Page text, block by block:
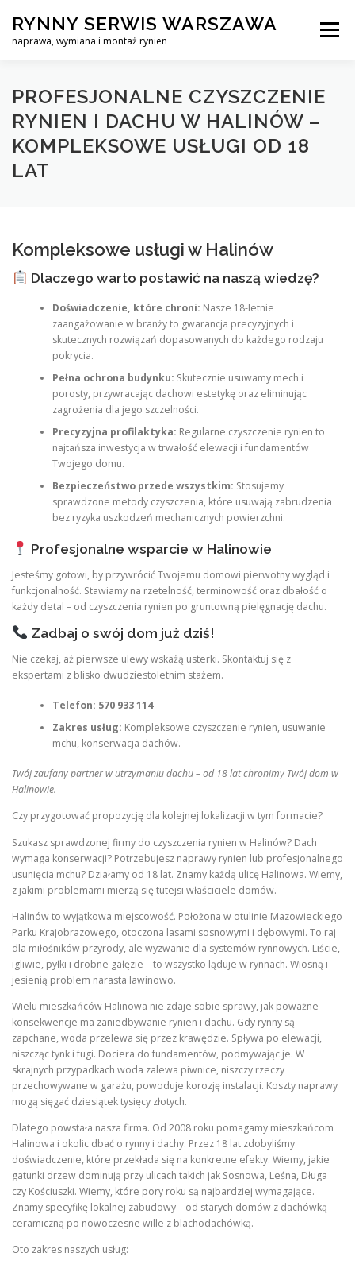
content
RYNNY SERWIS WARSZAWA
naprawa, wymiana i montaż rynien
Menu
CZYSZCZENIE PROFESJONALNA NAPRAWA, WYMIANA I
CENNIK SERWIS RYNNY WARSZAWA KONTAKT
PROFESJONALNE CZYSZCZENIE
RYNIEN I DACHU W HALINÓW –
KOMPLEKSOWE USŁUGI OD 18
LAT
Kompleksowe usługi w Halinów
Dlaczego warto postawić na naszą wiedzę?
Doświadczenie, które chroni: Nasze 18-letnie
zaangażowanie w branży to gwarancja precyzyjnych i
skutecznych rozwiązań dopasowanych do każdego rodzaju
pokrycia.
Pełna ochrona budynku: Skutecznie usuwamy mech i
porosty, przywracając dachowi estetykę oraz eliminując
zagrożenia dla jego szczelności.
Precyzyjna profilaktyka: Regularne czyszczenie rynien to
najtańsza inwestycja w trwałość elewacji i fundamentów
Twojego domu.
Bezpieczeństwo przede wszystkim: Stosujemy
sprawdzone metody czyszczenia, które usuwają zabrudzenia
bez ryzyka uszkodzeń mechanicznych powierzchni.
Profesjonalne wsparcie w Halinowie
Jesteśmy gotowi, by przywrócić Twojemu domowi pierwotny wygląd i
funkcjonalność. Stawiamy na rzetelność, terminowość oraz dbałość o
każdy detal – od czyszczenia rynien po gruntowną pielęgnację dachu.
Zadbaj o swój dom już dziś!
Nie czekaj, aż pierwsze ulewy wskażą usterki. Skontaktuj się z
ekspertami z blisko dwudziestoletnim stażem.
Telefon: 570 933 114
Zakres usług: Kompleksowe czyszczenie rynien, usuwanie
mchu, konserwacja dachów.
Twój zaufany partner w utrzymaniu dachu – od 18 lat chronimy Twój dom w
Halinowie.
Czy przygotować propozycję dla kolejnej lokalizacji w tym formacie?
Szukasz sprawdzonej firmy do czyszczenia rynien w Halinów? Dach
wymaga konserwacji? Potrzebujesz naprawy rynien lub profesjonalnego
usunięcia mchu? Działamy od 18 lat. Znamy każdą ulicę Halinowa. Wiemy,
z jakimi problemami mierzą się tutejsi właściciele domów.
Halinów to wyjątkowa miejscowość. Położona w otulinie Mazowieckiego
Parku Krajobrazowego, otoczona lasami sosnowymi i dębowymi. To raj
dla miłośników przyrody, ale wyzwanie dla systemów rynnowych. Liście,
igliwie, pyłki i drobne gałęzie – to wszystko ląduje w rynnach. Wiosną i
jesienią problem narasta lawinowo.
Wielu mieszkańców Halinowa nie zdaje sobie sprawy, jak poważne
konsekwencje ma zaniedbywanie rynien i dachu. Gdy rynny są
zapchane, woda przelewa się przez krawędzie. Spływa po elewacji,
niszcząc tynk i fugi. Dociera do fundamentów, podmywając je. W
skrajnych przypadkach woda zalewa piwnice, niszczy rzeczy
przechowywane w garażu, powoduje korozję instalacji. Koszty naprawy
mogą sięgać dziesiątek tysięcy złotych.
Dlatego powstała nasza firma. Od 2008 roku pomagamy mieszkańcom
Halinowa i okolic dbać o rynny i dachy. Przez 18 lat zdobyliśmy
doświadczenie, które przekłada się na konkretne efekty. Wiemy, jakie
gatunki drzew dominują przy ulicach takich jak Sosnowa, Leśna, Długa
czy Kościuszki. Wiemy, które pory roku są najbardziej wymagające.
Znamy specyfikę lokalnej zabudowy – od starych domów z dachówką
ceramiczną po nowoczesne wille z blachodachówką.
Oto zakres naszych usług: